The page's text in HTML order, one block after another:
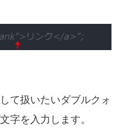
て扱いたいダブルクォ
字を入力します。